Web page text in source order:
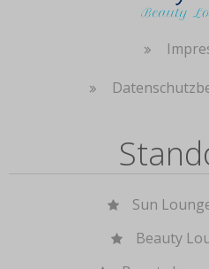
Sun
Beauty